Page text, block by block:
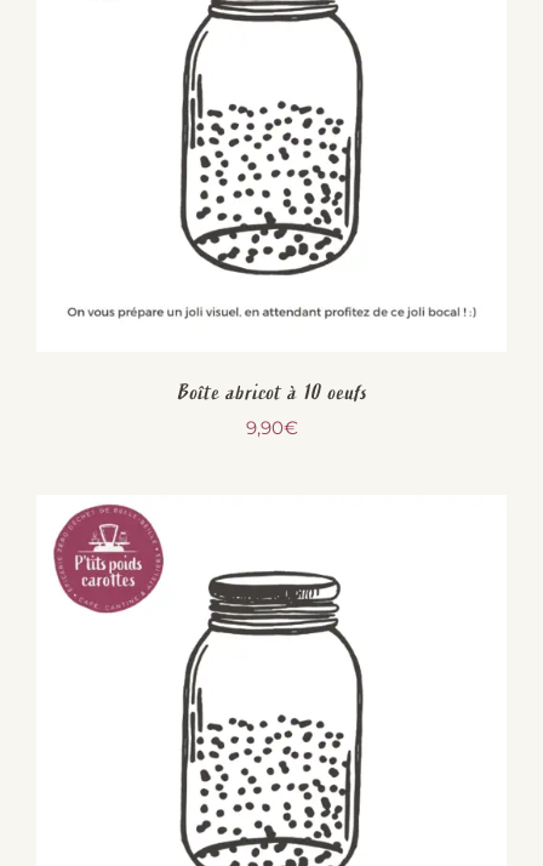
Boîte abricot à 10 oeufs
9,90€